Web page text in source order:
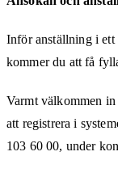
Inför anställning i ett
kommer du att få
Varmt välkommen
att registrera i
103 60 00, under